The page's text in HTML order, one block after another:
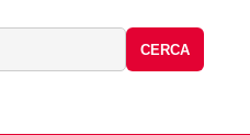
CERCA